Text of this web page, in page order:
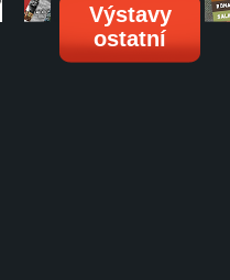
Výstavy
ostatní